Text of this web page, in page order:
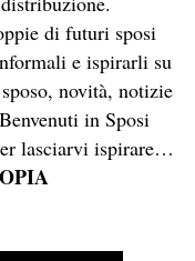
di futuri sposi
e ispirarli su
novità, notizie
Benvenuti in Sposi
lasciarvi ispirare…